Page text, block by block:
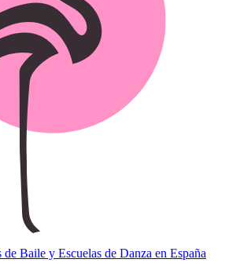
de Baile y Escuelas de Danza en España